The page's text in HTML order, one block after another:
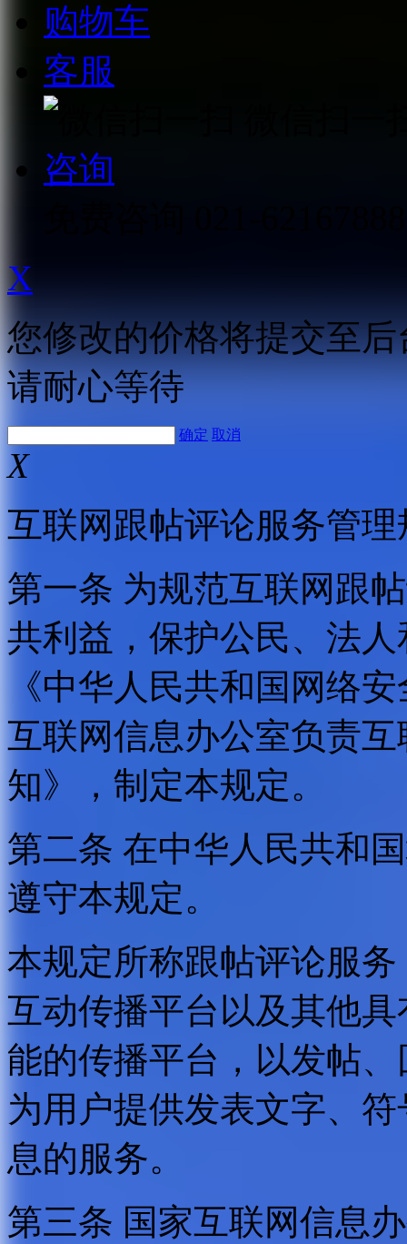
购物车
客服
咨询
X
您修改的价格将提交至
请耐心等待
确定 取消
X
互联网跟帖评论服务管理
第一条 为规范互联网跟
共利益，保护公民、法
《中华人民共和国网络
互联网信息办公室负责
知》，制定本规定。
第二条 在中华人民共和
遵守本规定。
本规定所称跟帖评论服
互动传播平台以及其他
能的传播平台，以发帖
为用户提供发表文字、
息的服务。
第三条 国家互联网信息